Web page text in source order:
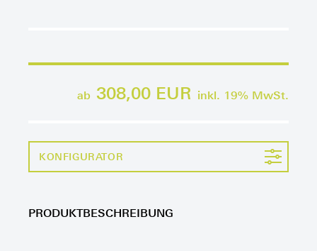
ab 308,00 EUR inkl. 19% MwSt.
KONFIGURATOR
PRODUKTBESCHREIBUNG